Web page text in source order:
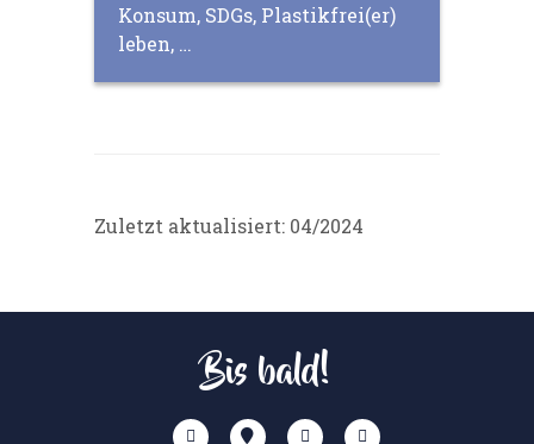
Konsum, SDGs, Plastikfrei(er)
leben, …
Zuletzt aktualisiert: 04/2024
Bis bald!